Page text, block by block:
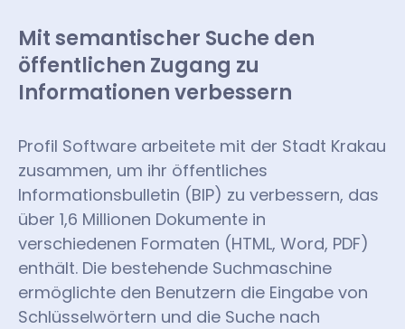
Mit semantischer Suche den
öffentlichen Zugang zu
Informationen verbessern
Profil Software arbeitete mit der Stadt Krakau
zusammen, um ihr öffentliches
Informationsbulletin (BIP) zu verbessern, das
über 1,6 Millionen Dokumente in
verschiedenen Formaten (HTML, Word, PDF)
enthält. Die bestehende Suchmaschine
ermöglichte den Benutzern die Eingabe von
Schlüsselwörtern und die Suche nach